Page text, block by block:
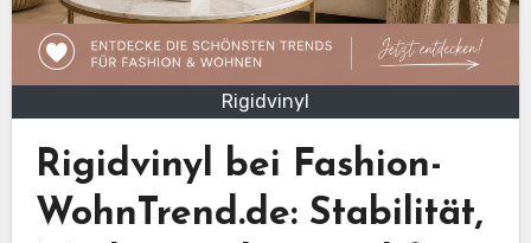
Rigidvinyl
Rigidvinyl bei Fashion-
WohnTrend.de: Stabilität,